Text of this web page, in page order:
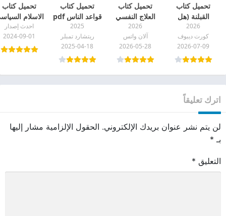
تحميل كتاب
القبلنة (هل
الحرب على
الأبواب) pdf
2026
كورت ديبوف
2026-07-09
تحميل كتاب
العلاج النفسي
pdf
2026
آلان واتس
2026-05-28
تحميل كتاب
قواعد الناس pdf
2025
ريتشارد تمبلر
2025-04-18
تحميل كتاب
الاسلام
ما هو pdf
احدث إصدار
2024-09-01
اترك تعليقاً
لن يتم نشر عنوان بريدك الإلكتروني. الحقول الإلزامية مشار إليها
بـ *
التعليق *